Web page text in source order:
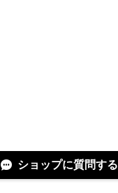
ショップに質問する